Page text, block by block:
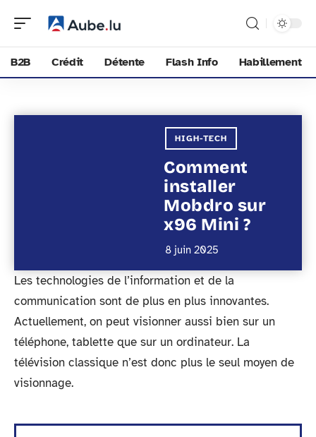
B2B Crédit Détente Flash Info Habillement
HIGH-TECH
Comment
installer
Mobdro sur
x96 Mini ?
8 juin 2025
Les technologies de l’information et de la
communication sont de plus en plus innovantes.
Actuellement, on peut visionner aussi bien sur un
téléphone, tablette que sur un ordinateur. La
télévision classique n’est donc plus le seul moyen de
visionnage.